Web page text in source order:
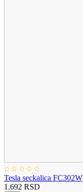
Tesla seckalica FC302W
1.692 RSD